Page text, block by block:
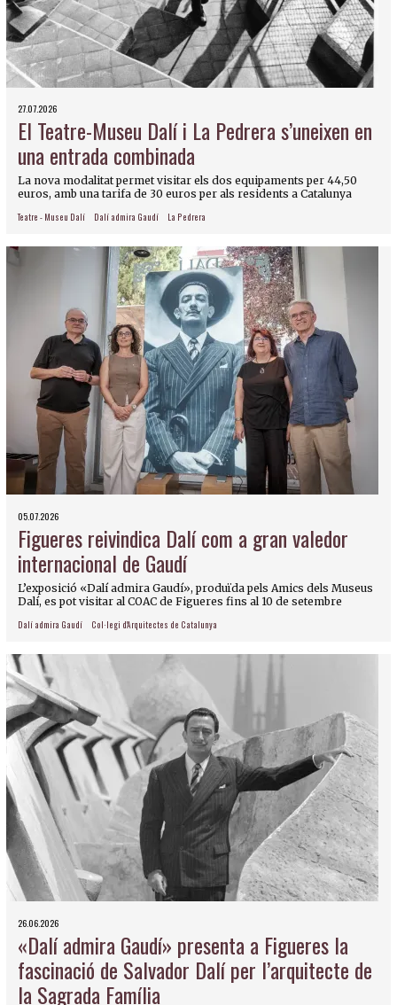
27.07.2026
El Teatre-Museu Dalí i La Pedrera s’uneixen en
una entrada combinada
La nova modalitat permet visitar els dos equipaments per 44,50
euros, amb una tarifa de 30 euros per als residents a Catalunya
Teatre - Museu Dalí Dalí admira Gaudí La Pedrera
05.07.2026
Figueres reivindica Dalí com a gran valedor
internacional de Gaudí
L’exposició «Dalí admira Gaudí», produïda pels Amics dels Museus
Dalí, es pot visitar al COAC de Figueres fins al 10 de setembre
Dalí admira Gaudí Col·legi d'Arquitectes de Catalunya
26.06.2026
«Dalí admira Gaudí» presenta a Figueres la
fascinació de Salvador Dalí per l’arquitecte de
la Sagrada Família